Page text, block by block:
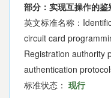
部分：实现互操作的
英文标准名称：
circuit card
Registration authority
authentication
标准状态： 现行